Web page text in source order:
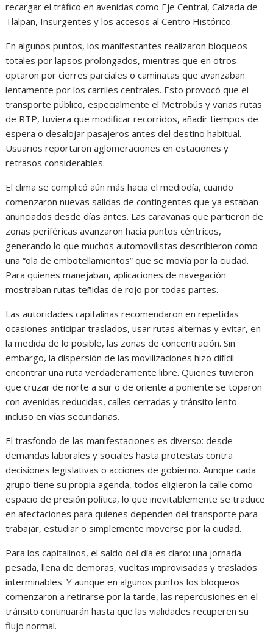
recargar el tráfico en avenidas como Eje Central, Calzada de
Tlalpan, Insurgentes y los accesos al Centro Histórico.
En algunos puntos, los manifestantes realizaron bloqueos
totales por lapsos prolongados, mientras que en otros
optaron por cierres parciales o caminatas que avanzaban
lentamente por los carriles centrales. Esto provocó que el
transporte público, especialmente el Metrobús y varias rutas
de RTP, tuviera que modificar recorridos, añadir tiempos de
espera o desalojar pasajeros antes del destino habitual.
Usuarios reportaron aglomeraciones en estaciones y
retrasos considerables.
El clima se complicó aún más hacia el mediodía, cuando
comenzaron nuevas salidas de contingentes que ya estaban
anunciados desde días antes. Las caravanas que partieron de
zonas periféricas avanzaron hacia puntos céntricos,
generando lo que muchos automovilistas describieron como
una “ola de embotellamientos” que se movía por la ciudad.
Para quienes manejaban, aplicaciones de navegación
mostraban rutas teñidas de rojo por todas partes.
Las autoridades capitalinas recomendaron en repetidas
ocasiones anticipar traslados, usar rutas alternas y evitar, en
la medida de lo posible, las zonas de concentración. Sin
embargo, la dispersión de las movilizaciones hizo difícil
encontrar una ruta verdaderamente libre. Quienes tuvieron
que cruzar de norte a sur o de oriente a poniente se toparon
con avenidas reducidas, calles cerradas y tránsito lento
incluso en vías secundarias.
El trasfondo de las manifestaciones es diverso: desde
demandas laborales y sociales hasta protestas contra
decisiones legislativas o acciones de gobierno. Aunque cada
grupo tiene su propia agenda, todos eligieron la calle como
espacio de presión política, lo que inevitablemente se traduce
en afectaciones para quienes dependen del transporte para
trabajar, estudiar o simplemente moverse por la ciudad.
Para los capitalinos, el saldo del día es claro: una jornada
pesada, llena de demoras, vueltas improvisadas y traslados
interminables. Y aunque en algunos puntos los bloqueos
comenzaron a retirarse por la tarde, las repercusiones en el
tránsito continuarán hasta que las vialidades recuperen su
flujo normal.